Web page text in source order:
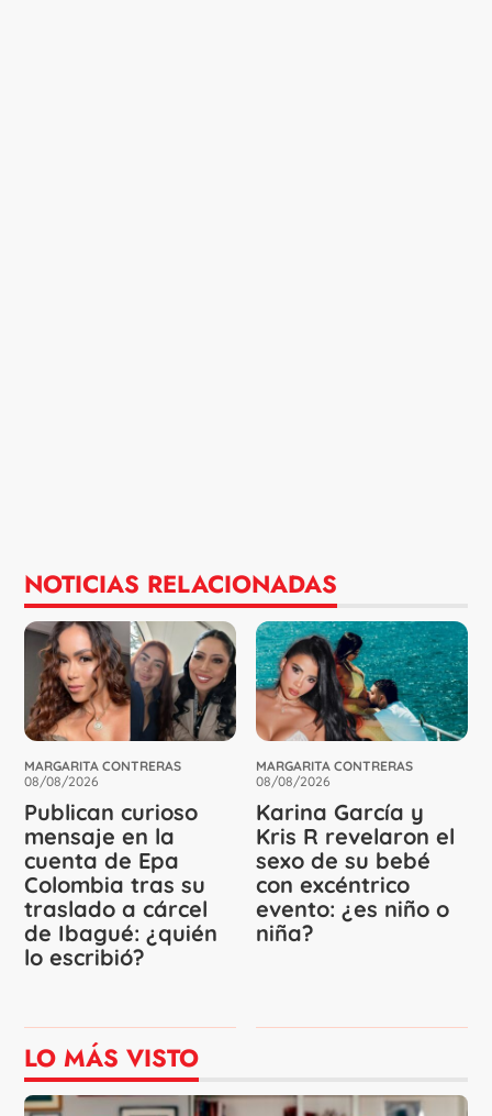
NOTICIAS RELACIONADAS
MARGARITA CONTRERAS
08/08/2026
Publican curioso
mensaje en la
cuenta de Epa
Colombia tras su
traslado a cárcel
de Ibagué: ¿quién
lo escribió?
MARGARITA CONTRERAS
08/08/2026
Karina García y
Kris R revelaron el
sexo de su bebé
con excéntrico
evento: ¿es niño o
niña?
LO MÁS VISTO